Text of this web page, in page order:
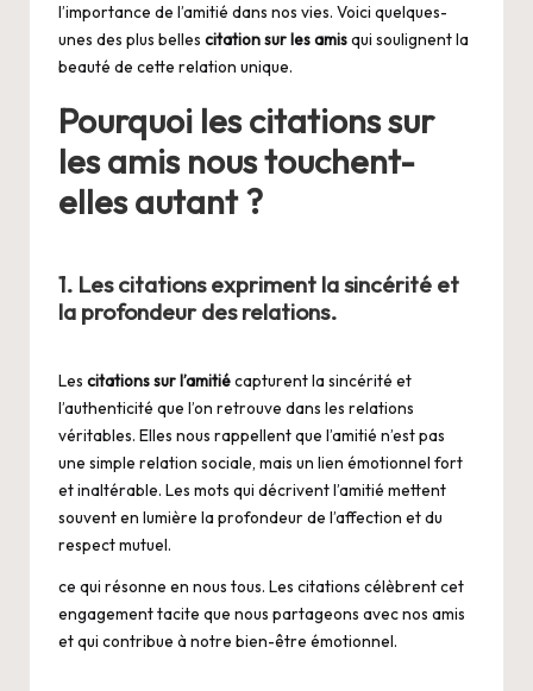
l’importance de l’amitié dans nos vies. Voici quelques-
unes des plus belles citation sur les amisqui soulignent la
beauté de cette relation unique.
Pourquoi les citations sur
les amis nous touchent-
elles autant ?
1. Les citations expriment la sincérité et
la profondeur des relations.
Les citations sur l’amitiécapturent la sincérité et
l’authenticité que l’on retrouve dans les relations
véritables. Elles nous rappellent que l’amitié n’est pas
une simple relation sociale, mais un lien émotionnel fort
et inaltérable. Les mots qui décrivent l’amitié mettent
souvent en lumière la profondeur de l’affection et du
respect mutuel.
ce qui résonne en nous tous. Les citations célèbrent cet
engagement tacite que nous partageons avec nos amis
et qui contribue à notre bien-être émotionnel.